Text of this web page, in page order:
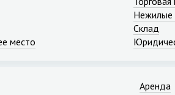
Нежилые
Склад
место
Аренда